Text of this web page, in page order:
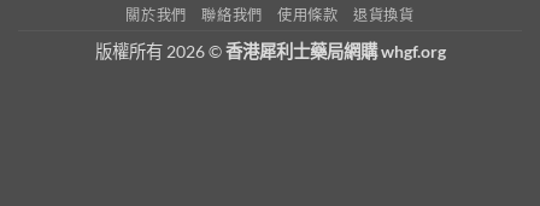
關於我們 聯絡我們 使用條款 退貨換貨
版權所有 2026 ©香港犀利士藥局網購 whgf.org